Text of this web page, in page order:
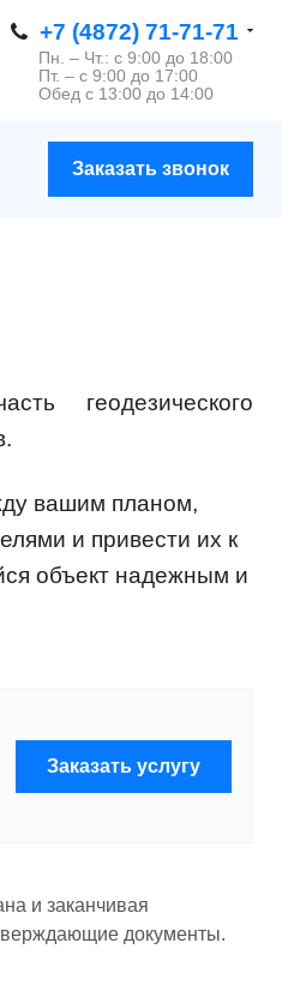
+7 (4872) 71-71-71
Пн. – Чт.: с 9:00 до 18:00
Пт. – с 9:00 до 17:00
Обед с 13:00 до 14:00
Заказать звонок
геодезического
вашим планом,
и привести их к
объект надежным и
Заказать услугу
и заканчивая
документы.